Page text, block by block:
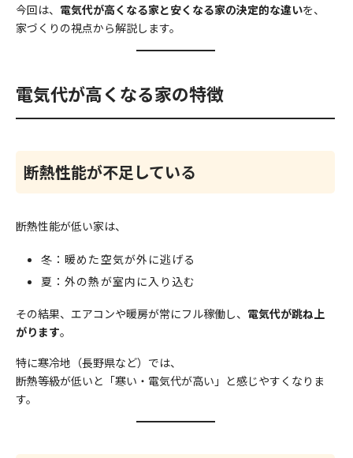
今回は、 電気代が高くなる家と安くなる家の決定的な違いを、
家づくりの視点から解説します。
電気代が高くなる家の特徴
断熱性能が不足している
断熱性能が低い家は、
冬：暖めた空気が外に逃げる
夏：外の熱が室内に入り込む
その結果、エアコンや暖房が常にフル稼働し、 電気代が跳ね上
がります。
特に寒冷地（長野県など）では、
断熱等級が低いと「寒い・電気代が高い」と感じやすくなりま
す。